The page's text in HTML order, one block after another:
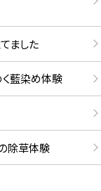
ました
く藍染め体験
除草体験